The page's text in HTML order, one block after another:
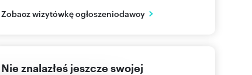
PL
Zobacz wizytówkę ogłoszeniodawcy
Nie znalazłeś jeszcze swojej